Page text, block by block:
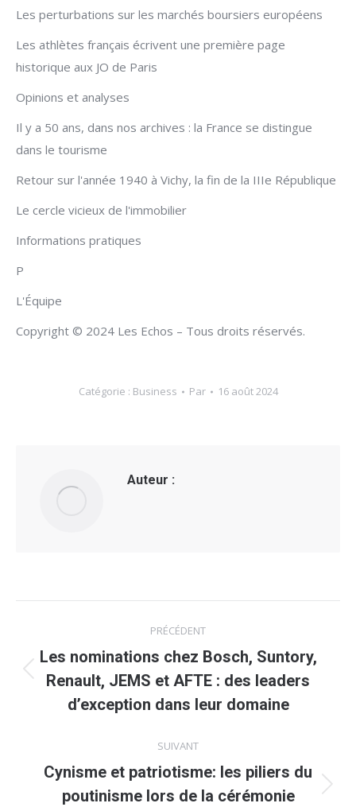
Les perturbations sur les marchés boursiers européens
Les athlètes français écrivent une première page
historique aux JO de Paris
Opinions et analyses
Il y a 50 ans, dans nos archives : la France se distingue
dans le tourisme
Retour sur l'année 1940 à Vichy, la fin de la IIIe République
Le cercle vicieux de l'immobilier
Informations pratiques
P
L'Équipe
Copyright © 2024 Les Echos – Tous droits réservés.
Catégorie : Business Par 16 août 2024
Auteur :
article
PRÉCÉDENT
Article
précédent
Les nominations chez Bosch, Suntory,
Renault, JEMS et AFTE : des leaders
d’exception dans leur domaine
SUIVANT
Article
Cynisme et patriotisme: les piliers du
poutinisme lors de la cérémonie